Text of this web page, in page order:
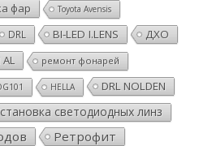
фар Toyota Avensis
DRL BI-LED I.LENS ДХО
AL ремонт фонарей
HELLA DRL NOLDEN
светодиодных линз
Ретрофит